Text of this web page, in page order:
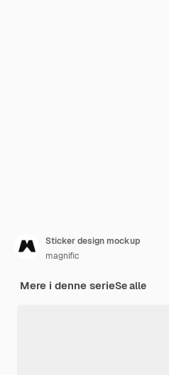
Sticker design mockup
magnific
Mere i denne serieSe alle